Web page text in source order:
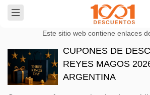
Este sitio web contiene enlaces
CUPONES DE
REYES MAGOS
ARGENTINA